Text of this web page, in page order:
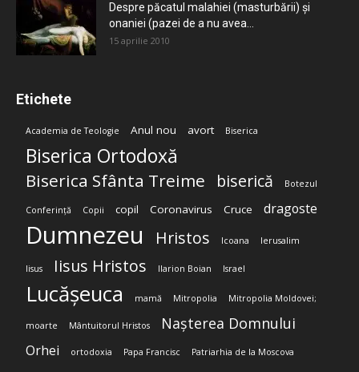
Despre păcatul malahiei (masturbării) şi
onaniei (pazei de a nu avea...
15 aprilie 2010
Etichete
Academia de Teologie Anul nou avort Biserica
Biserica Ortodoxă
Biserica Sfânta Treime biserică Botezul
Conferință Copii copil Coronavirus Cruce dragoste
Dumnezeu Hristos Icoana Ierusalim
Iisus Iisus Hristos Ilarion Boian Israel
Lucășeuca mamă Mitropolia Mitropolia Moldovei;
moarte Mântuitorul Hristos Nașterea Domnului
Orhei ortodoxia Papa Francisc Patriarhia de la Moscova